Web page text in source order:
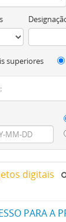
superiores
digitais